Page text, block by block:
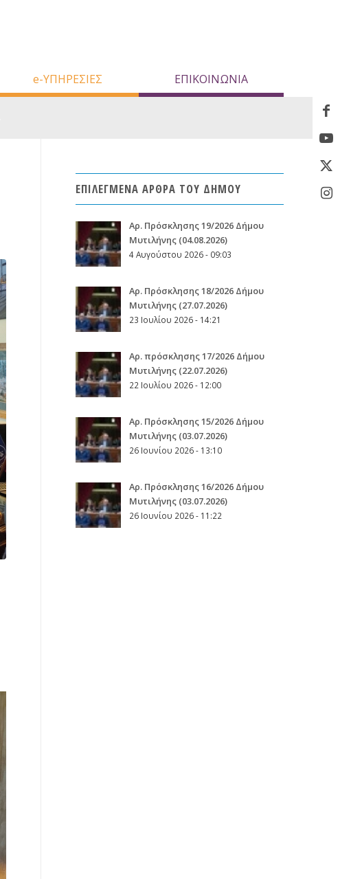
e-ΥΠΗΡΕΣΙΕΣ ΕΠΙΚΟΙΝΩΝΙΑ
ΕΠΙΛΕΓΜΕΝΑ ΑΡΘΡΑ ΤΟΥ ΔΗΜΟΥ
Aρ. Πρόσκλησης 19/2026 Δήμου
Μυτιλήνης (04.08.2026)
4 Αυγούστου 2026 - 09:03
Aρ. Πρόσκλησης 18/2026 Δήμου
Μυτιλήνης (27.07.2026)
23 Ιουλίου 2026 - 14:21
Αρ. πρόσκλησης 17/2026 Δήμου
Μυτιλήνης (22.07.2026)
22 Ιουλίου 2026 - 12:00
Aρ. Πρόσκλησης 15/2026 Δήμου
Μυτιλήνης (03.07.2026)
26 Ιουνίου 2026 - 13:10
Aρ. Πρόσκλησης 16/2026 Δήμου
Μυτιλήνης (03.07.2026)
26 Ιουνίου 2026 - 11:22